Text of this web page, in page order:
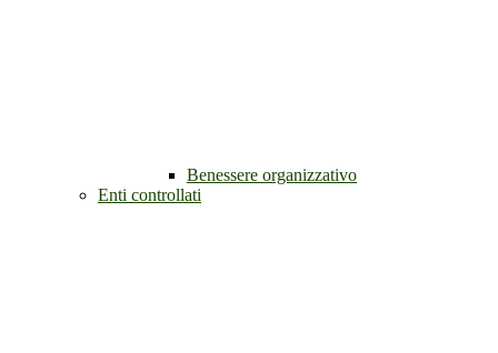
Benessere organizzativo
Enti controllati